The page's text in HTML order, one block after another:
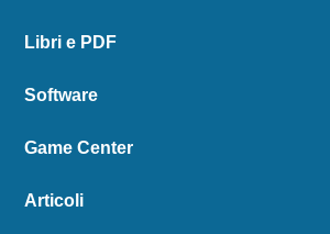
Libri e PDF
Software
Game Center
Articoli